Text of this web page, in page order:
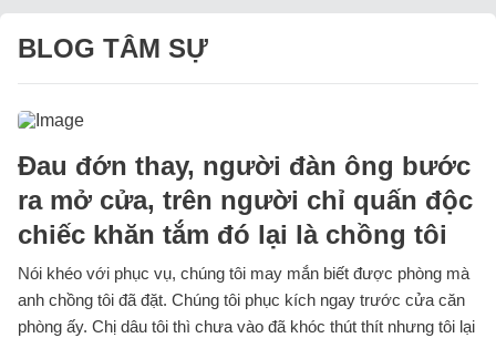
BLOG TÂM SỰ
Đau đớn thay, người đàn ông bước
ra mở cửa, trên người chỉ quấn độc
chiếc khăn tắm đó lại là chồng tôi
Nói khéo với phục vụ, chúng tôi may mắn biết được phòng mà
anh chồng tôi đã đặt. Chúng tôi phục kích ngay trước cửa căn
phòng ấy. Chị dâu tôi thì chưa vào đã khóc thút thít nhưng tôi lại